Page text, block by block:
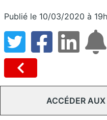
Publié le 10/03/2020 à
ACCÉDER